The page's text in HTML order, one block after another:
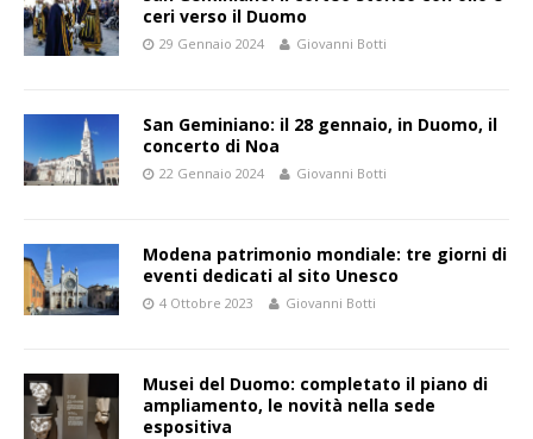
ceri verso il Duomo
29 Gennaio 2024 Giovanni Botti
San Geminiano: il 28 gennaio, in Duomo, il
concerto di Noa
22 Gennaio 2024 Giovanni Botti
Modena patrimonio mondiale: tre giorni di
eventi dedicati al sito Unesco
4 Ottobre 2023 Giovanni Botti
Musei del Duomo: completato il piano di
ampliamento, le novità nella sede
espositiva